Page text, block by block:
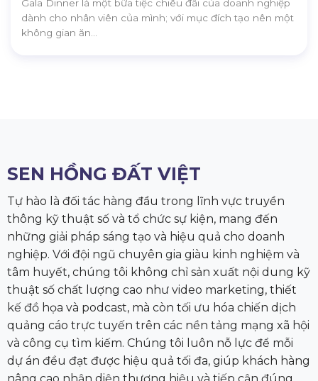
Gala Dinner là một bữa tiệc chiêu đãi của doanh nghiệp
dành cho nhân viên của mình; với mục đích tạo nên một
không gian ăn...
SEN HỒNG ĐẤT VIỆT
Tự hào là đối tác hàng đầu trong lĩnh vực truyền
thông kỹ thuật số và tổ chức sự kiện, mang đến
những giải pháp sáng tạo và hiệu quả cho doanh
nghiệp. Với đội ngũ chuyên gia giàu kinh nghiệm và
tâm huyết, chúng tôi không chỉ sản xuất nội dung kỹ
thuật số chất lượng cao như video marketing, thiết
kế đồ họa và podcast, mà còn tối ưu hóa chiến dịch
quảng cáo trực tuyến trên các nền tảng mạng xã hội
và công cụ tìm kiếm. Chúng tôi luôn nỗ lực để mỗi
dự án đều đạt được hiệu quả tối đa, giúp khách hàng